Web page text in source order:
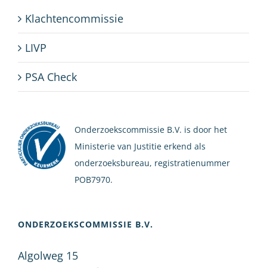
Klachtencommissie
LIVP
PSA Check
Onderzoekscommissie B.V. is door het
Ministerie van Justitie erkend als
onderzoeksbureau, registratienummer
POB7970.
ONDERZOEKSCOMMISSIE B.V.
Algolweg 15